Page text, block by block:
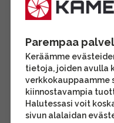
Parempaa
Keräämme
tietoja, joiden avulla
verkkokauppaamme
kiinnostavampia
Halutessasi voit
sivun alalaidan